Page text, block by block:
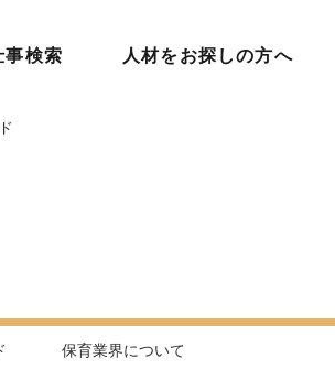
事検索 人材をお探しの方へ
保育業界について